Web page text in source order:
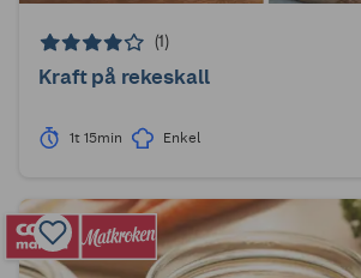
(1)
Kraft på rekeskall
1t 15min Enkel